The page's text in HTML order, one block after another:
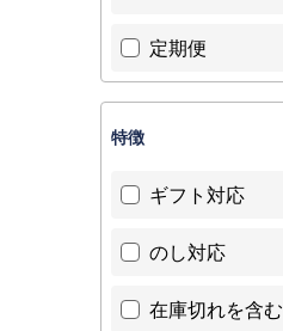
定期便
特徴
ギフト対応
のし対応
在庫切れを含む